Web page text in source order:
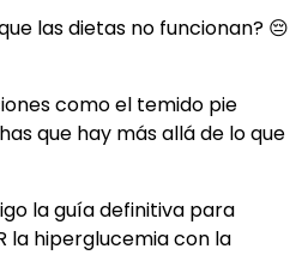
las dietas no funcionan? 😔
como el temido pie
que hay más allá de lo que
la guía definitiva para
la hiperglucemia con la